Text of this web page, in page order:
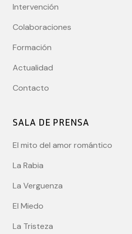
Intervención
Colaboraciones
Formación
Actualidad
Contacto
SALA DE PRENSA
El mito del amor romántico
La Rabia
La Verguenza
El Miedo
La Tristeza